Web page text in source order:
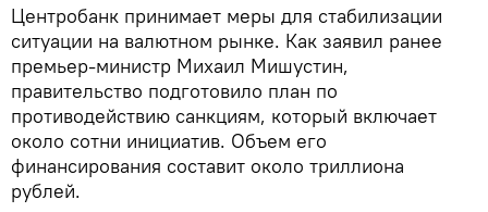
Центробанк принимает меры для стабилизации
ситуации на валютном рынке. Как заявил ранее
премьер-министр Михаил Мишустин,
правительство подготовило план по
противодействию санкциям, который включает
около сотни инициатив. Объем его
финансирования составит около триллиона
рублей.